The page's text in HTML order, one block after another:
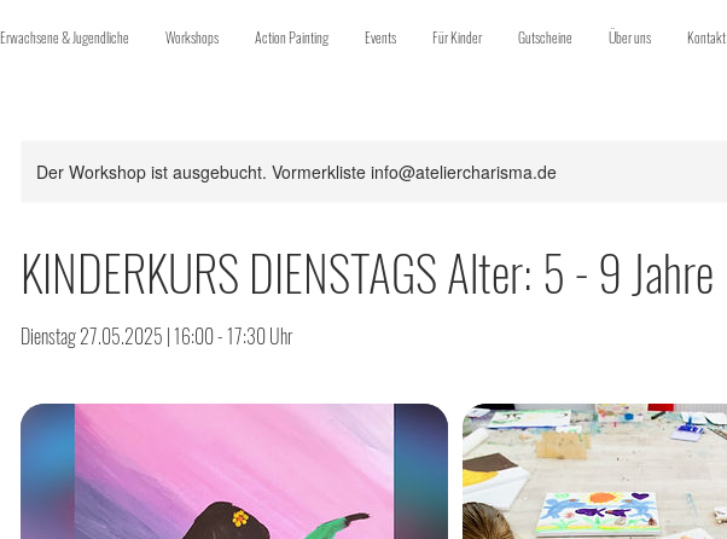
Erwachsene & Jugendliche Workshops Action Painting Events Für Kinder Gutscheine Über uns Kontakt
Der Workshop ist ausgebucht. Vormerkliste info@ateliercharisma.de
KINDERKURS DIENSTAGS Alter: 5 - 9 Jahre
Dienstag 27.05.2025 | 16:00 - 17:30 Uhr